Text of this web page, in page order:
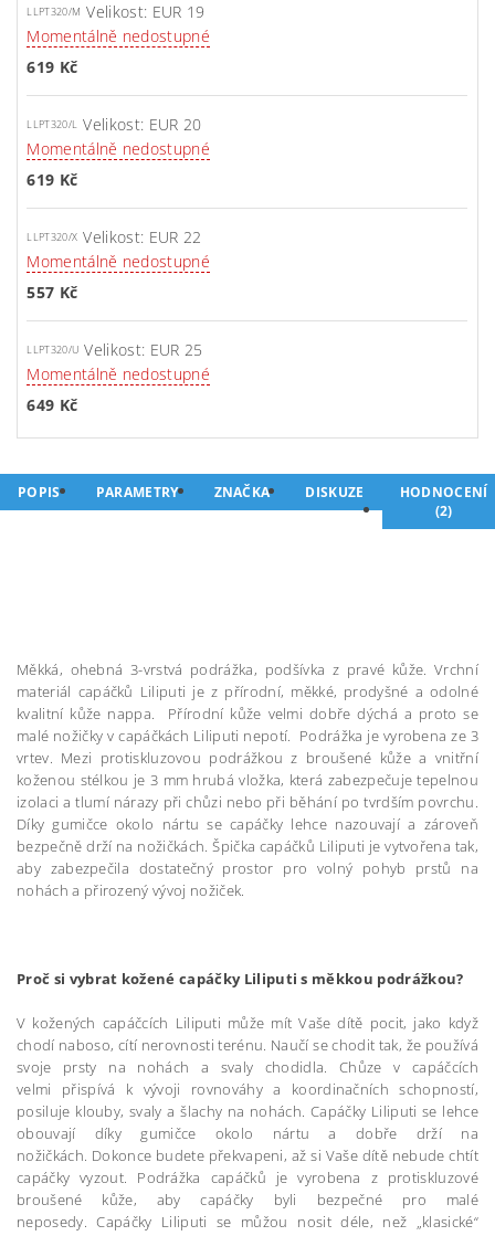
LLPT320/M Velikost: EUR 19
Momentálně nedostupné
619 Kč
LLPT320/L Velikost: EUR 20
Momentálně nedostupné
619 Kč
LLPT320/X Velikost: EUR 22
Momentálně nedostupné
557 Kč
LLPT320/U Velikost: EUR 25
Momentálně nedostupné
649 Kč
POPIS PARAMETRY ZNAČKA DISKUZE
HODNOCENÍ
(2)
Měkká, ohebná 3-vrstvá podrážka, podšívka z pravé kůže. Vrchní
materiál capáčků Liliputi je z přírodní, měkké, prodyšné a odolné
kvalitní kůže nappa. Přírodní kůže velmi dobře dýchá a proto se
malé nožičky v capáčkách Liliputi nepotí. Podrážka je vyrobena ze 3
vrtev. Mezi protiskluzovou podrážkou z broušené kůže a vnitřní
koženou stélkou je 3 mm hrubá vložka, která zabezpečuje tepelnou
izolaci a tlumí nárazy při chůzi nebo při běhání po tvrdším povrchu.
Díky gumičce okolo nártu se capáčky lehce nazouvají a zároveň
bezpečně drží na nožičkách. Špička capáčků Liliputi je vytvořena tak,
aby zabezpečila dostatečný prostor pro volný pohyb prstů na
nohách a přirozený vývoj nožiček.
Proč si vybrat kožené capáčky Liliputi s měkkou podrážkou?
V kožených capáčcích Liliputi může mít Vaše dítě pocit, jako když
chodí naboso, cítí nerovnosti terénu. Naučí se chodit tak, že používá
svoje prsty na nohách a svaly chodidla. Chůze v capáčcích
velmi přispívá k vývoji rovnováhy a koordinačních schopností,
posiluje klouby, svaly a šlachy na nohách. Capáčky Liliputi se lehce
obouvají díky gumičce okolo nártu a dobře drží na
nožičkách. Dokonce budete překvapeni, až si Vaše dítě nebude chtít
capáčky vyzout. Podrážka capáčků je vyrobena z protiskluzové
broušené kůže, aby capáčky byli bezpečné pro malé
neposedy. Capáčky Liliputi se můžou nosit déle, než „klasické“